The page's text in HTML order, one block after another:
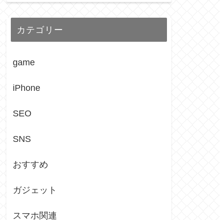
カテゴリー
game
iPhone
SEO
SNS
おすすめ
ガジェット
スマホ関連